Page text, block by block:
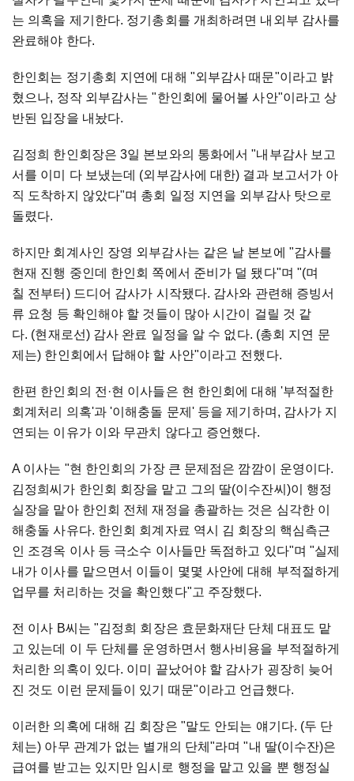
는 의혹을 제기한다. 정기총회를 개최하려면 내외부 감사를
완료해야 한다.
한인회는 정기총회 지연에 대해 "외부감사 때문"이라고 밝
혔으나, 정작 외부감사는 "한인회에 물어볼 사안"이라고 상
반된 입장을 내놨다.
김정희 한인회장은 3일 본보와의 통화에서 "내부감사 보고
서를 이미 다 보냈는데 (외부감사에 대한) 결과 보고서가 아
직 도착하지 않았다"며 총회 일정 지연을 외부감사 탓으로
돌렸다.
하지만 회계사인 장영 외부감사는 같은 날 본보에 "감사를
현재 진행 중인데 한인회 쪽에서 준비가 덜 됐다"며 "(며
칠 전부터) 드디어 감사가 시작됐다. 감사와 관련해 증빙서
류 요청 등 확인해야 할 것들이 많아 시간이 걸릴 것 같
다. (현재로선) 감사 완료 일정을 알 수 없다. (총회 지연 문
제는) 한인회에서 답해야 할 사안"이라고 전했다.
한편 한인회의 전·현 이사들은 현 한인회에 대해 '부적절한
회계처리 의혹'과 '이해충돌 문제' 등을 제기하며, 감사가 지
연되는 이유가 이와 무관치 않다고 증언했다.
A 이사는 "현 한인회의 가장 큰 문제점은 깜깜이 운영이다.
김정희씨가 한인회 회장을 맡고 그의 딸(이수잔씨)이 행정
실장을 맡아 한인회 전체 재정을 총괄하는 것은 심각한 이
해충돌 사유다. 한인회 회계자료 역시 김 회장의 핵심측근
인 조경옥 이사 등 극소수 이사들만 독점하고 있다"며 "실제
내가 이사를 맡으면서 이들이 몇몇 사안에 대해 부적절하게
업무를 처리하는 것을 확인했다"고 주장했다.
전 이사 B씨는 "김정희 회장은 효문화재단 단체 대표도 맡
고 있는데 이 두 단체를 운영하면서 행사비용을 부적절하게
처리한 의혹이 있다. 이미 끝났어야 할 감사가 굉장히 늦어
진 것도 이런 문제들이 있기 때문"이라고 언급했다.
이러한 의혹에 대해 김 회장은 "말도 안되는 얘기다. (두 단
체는) 아무 관계가 없는 별개의 단체"라며 "내 딸(이수잔)은
급여를 받고는 있지만 임시로 행정을 맡고 있을 뿐 행정실